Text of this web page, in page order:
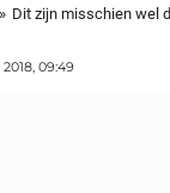
» Dit zijn misschien wel
2018, 09:49